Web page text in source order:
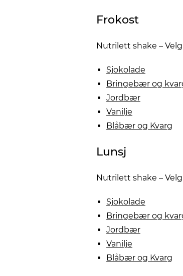
Frokost
Nutrilett shake –
Sjokolade
Bringebær og
Jordbær
Vanilje
Blåbær og Kvarg
Lunsj
Nutrilett shake –
Sjokolade
Bringebær og
Jordbær
Vanilje
Blåbær og Kvarg